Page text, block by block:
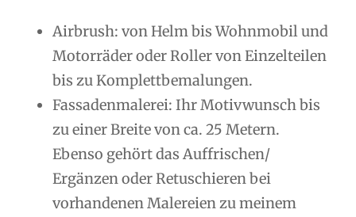
Airbrush: von Helm bis Wohnmobil und
Motorräder oder Roller von Einzelteilen
bis zu Komplettbemalungen.
Fassadenmalerei: Ihr Motivwunsch bis
zu einer Breite von ca. 25 Metern.
Ebenso gehört das Auffrischen/
Ergänzen oder Retuschieren bei
vorhandenen Malereien zu meinem